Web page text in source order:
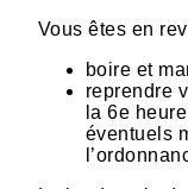
Vous êtes en
boire et
reprendre
la 6e
éventuels